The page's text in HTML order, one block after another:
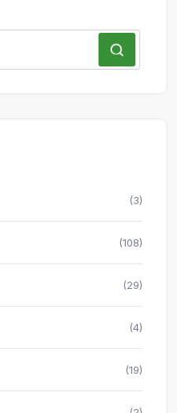
(3)
(108)
(29)
(4)
(19)